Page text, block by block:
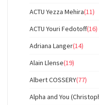
ACTU Yezza Mehira(11)
ACTU Youri Fedotoff(16)
Adriana Langer(14)
Alain Llense(19)
Albert COSSERY(77)
Alpha and You